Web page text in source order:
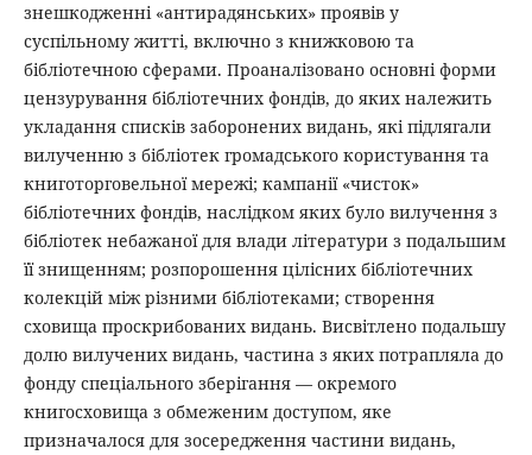
знешкодженні «антирадянських» проявів у
суспільному житті, включно з книжковою та
бібліотечною сферами. Проаналізовано основні форми
цензурування бібліотечних фондів, до яких належить
укладання списків заборонених видань, які підлягали
вилученню з бібліотек громадського користування та
книготорговельної мережі; кампанії «чисток»
бібліотечних фондів, наслідком яких було вилучення з
бібліотек небажаної для влади літератури з подальшим
її знищенням; розпорошення цілісних бібліотечних
колекцій між різними бібліотеками; створення
сховища проскрибованих видань. Висвітлено подальшу
долю вилучених видань, частина з яких потрапляла до
фонду спеціального зберігання — окремого
книгосховища з обмеженим доступом, яке
призначалося для зосередження частини видань,